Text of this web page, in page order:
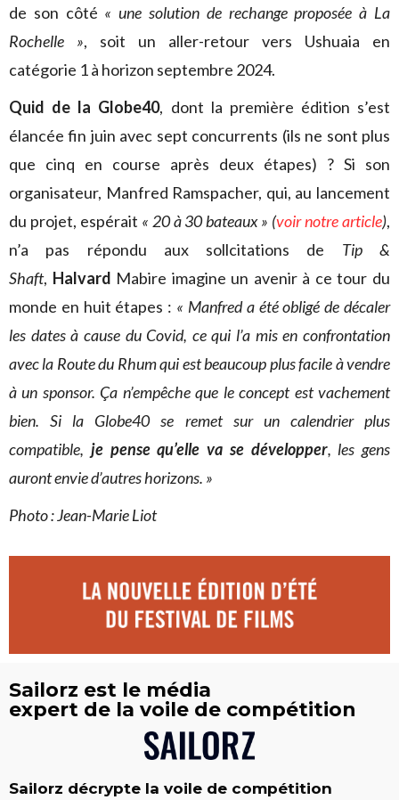
de son côté «une solution de rechange proposée à La
Rochelle », soit un aller-retour vers Ushuaia en
catégorie 1 à horizon septembre 2024.
Quid de la Globe40, dont la première édition s’est
élancée fin juin avec sept concurrents (ils ne sont plus
que cinq en course après deux étapes) ? Si son
organisateur, Manfred Ramspacher, qui, au lancement
du projet, espérait « 20 à 30 bateaux » (voir notre article),
n’a pas répondu aux sollcitations de Tip &
Shaft, Halvard Mabire imagine un avenir à ce tour du
monde en huit étapes : « Manfred a été obligé de décaler
les dates à cause du Covid, ce qui l’a mis en confrontation
avec la Route du Rhum qui est beaucoup plus facile à vendre
à un sponsor. Ça n’empêche que le concept est vachement
bien. Si la Globe40 se remet sur un calendrier plus
compatible, je pense qu’elle va se développer, les gens
auront envie d’autres horizons. »
Photo : Jean-Marie Liot
Sailorz est le média
expert de la voile de compétition
Sailorz décrypte la voile de compétition